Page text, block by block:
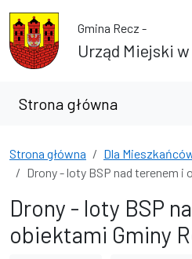
Przejdź do treści
Przejdź do wyszukiwarki
Gmina Recz -
Urząd Miejski
Strona główna
Strona główna
Dla
Drony - loty BSP nad terenem i
Drony - loty BSP
obiektami Gminy